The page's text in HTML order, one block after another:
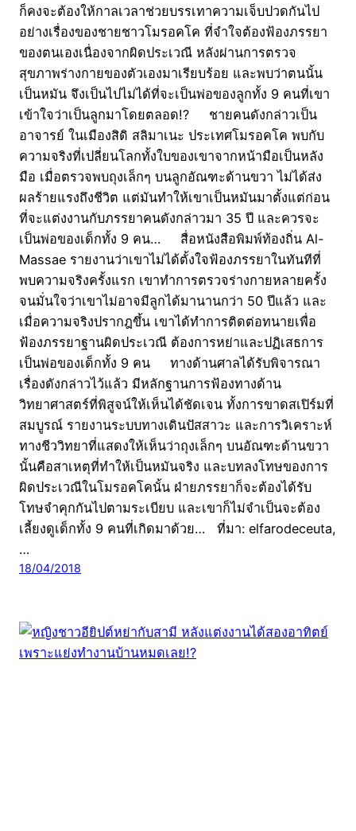
ก็คงจะต้องให้กาลเวลาช่วยบรรเทาความเจ็บปวดกันไป
อย่างเรื่องของชายชาวโมรอคโค ที่จำใจต้องฟ้องภรรยา
ของตนเองเนื่องจากผิดประเวณี หลังผ่านการตรวจ
สุขภาพร่างกายของตัวเองมาเรียบร้อย และพบว่าตนนั้น
เป็นหมัน จึงเป็นไปไม่ได้ที่จะเป็นพ่อของลูกทั้ง 9 คนที่เขา
เข้าใจว่าเป็นลูกมาโดยตลอด!? ชายคนดังกล่าวเป็น
อาจารย์ ในเมืองสิดิ สลิมาเนะ ประเทศโมรอคโค พบกับ
ความจริงที่เปลี่ยนโลกทั้งใบของเขาจากหน้ามือเป็นหลัง
มือ เมื่อตรวจพบถุงเล็กๆ บนลูกอัณฑะด้านขวา ไม่ได้ส่ง
ผลร้ายแรงถึงชีวิต แต่มันทำให้เขาเป็นหมันมาตั้งแต่ก่อน
ที่จะแต่งงานกับภรรยาคนดังกล่าวมา 35 ปี และควรจะ
เป็นพ่อของเด็กทั้ง 9 คน… สื่อหนังสือพิมพ์ท้องถิ่น Al-
Massae รายงานว่าเขาไม่ได้ตั้งใจฟ้องภรรยาในทันทีที่
พบความจริงครั้งแรก เขาทำการตรวจร่างกายหลายครั้ง
จนมั่นใจว่าเขาไม่อาจมีลูกได้มานานกว่า 50 ปีแล้ว และ
เมื่อความจริงปรากฎขึ้น เขาได้ทำการติดต่อทนายเพื่อ
ฟ้องภรรยาฐานผิดประเวณี ต้องการหย่าและปฏิเสธการ
เป็นพ่อของเด็กทั้ง 9 คน ทางด้านศาลได้รับพิจารณา
เรื่องดังกล่าวไว้แล้ว มีหลักฐานการฟ้องทางด้าน
วิทยาศาสตร์ที่พิสูจน์ให้เห็นได้ชัดเจน ทั้งการขาดสเปิร์มที่
สมบูรณ์ รายงานระบบทางเดินปัสสาวะ และการวิเคราะห์
ทางชีววิทยาที่แสดงให้เห็นว่าถุงเล็กๆ บนอัณฑะด้านขวา
นั้นคือสาเหตุที่ทำให้เป็นหมันจริง และบทลงโทษของการ
ผิดประเวณีในโมรอคโคนั้น ฝ่ายภรรยาก็จะต้องได้รับ
โทษจำคุกกันไปตามระเบียบ และเขาก็ไม่จำเป็นจะต้อง
เลี้ยงดูเด็กทั้ง 9 คนที่เกิดมาด้วย… ที่มา: elfarodeceuta,
…
18/04/2018